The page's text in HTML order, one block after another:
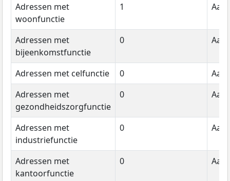
Adressen met
woonfunctie
1
Adressen met
bijeenkomstfunctie
0
Adressen met celfunctie 0
Adressen met
gezondheidszorgfunctie
0
Adressen met
industriefunctie
0
Adressen met
kantoorfunctie
0